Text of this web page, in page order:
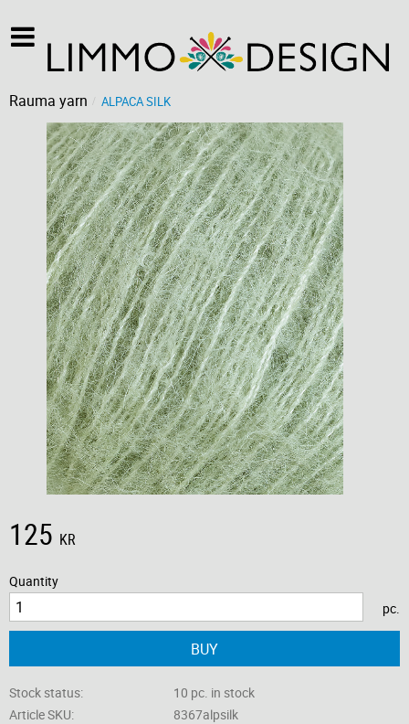
Rauma yarn ALPACA SILK
125 KR
Quantity
pc.
BUY
Stock status
10 pc. in stock
Article SKU
8367alpsilk